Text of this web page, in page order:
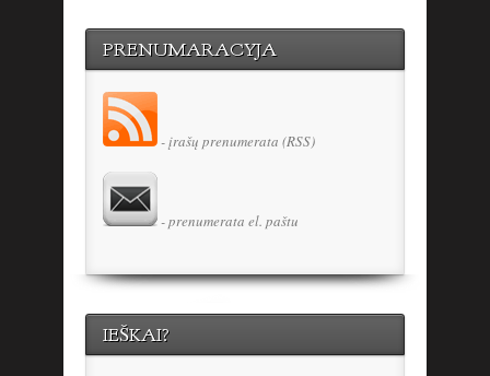
PRENUMARACYJA
- įrašų prenumerata (RSS)
- prenumerata el. paštu
IEŠKAI?